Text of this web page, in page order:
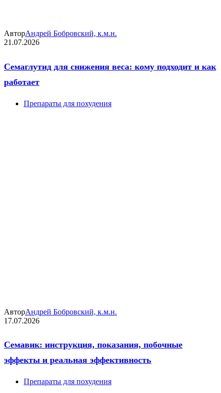
АвторАндрей Бобровский, к.м.н.
21.07.2026
Семаглутид для снижения веса: кому подходит и как
работает
Препараты для похудения
АвторАндрей Бобровский, к.м.н.
17.07.2026
Семавик: инструкция, показания, побочные
эффекты и реальная эффективность
Препараты для похудения